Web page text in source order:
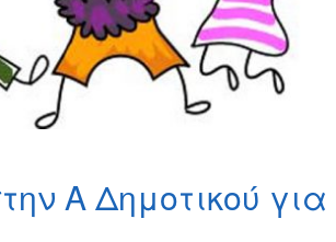
Α Δημοτικού για